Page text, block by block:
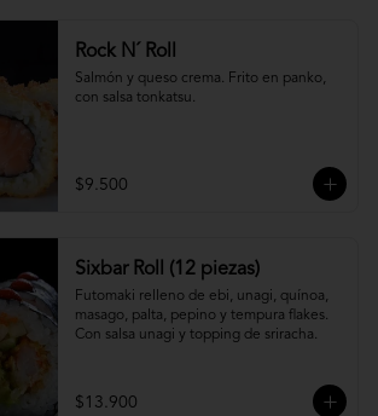
Rock N´ Roll
Salmón y queso crema. Frito en panko,
con salsa tonkatsu.
$9.500
Sixbar Roll (12 piezas)
Futomaki relleno de ebi, unagi, quínoa,
masago, palta, pepino y tempura flakes.
Con salsa unagi y topping de sriracha.
$13.900